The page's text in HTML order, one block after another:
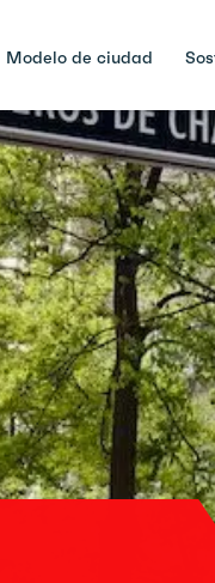
Modelo de ciudad